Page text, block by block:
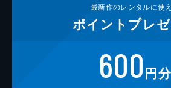
最新作のレンタルに使
ポイント プレ
600円分